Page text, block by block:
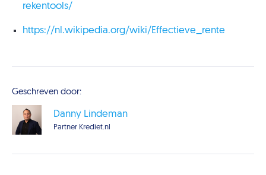
rekentools/
https://nl.wikipedia.org/wiki/Effectieve_rente
Geschreven door:
Danny Lindeman
Partner Krediet.nl